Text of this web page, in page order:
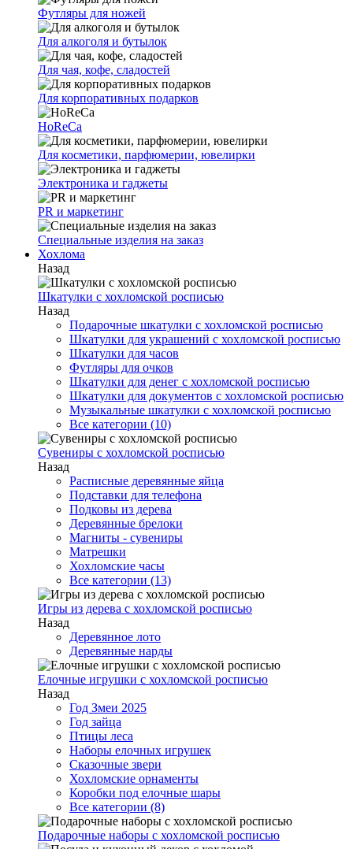
Футляры для ножей
Для алкоголя и бутылок
Для чая, кофе, сладостей
Для корпоративных подарков
HoReCa
Для косметики, парфюмерии, ювелирки
Электроника и гаджеты
PR и маркетинг
Специальные изделия на заказ
Хохлома
Назад
Шкатулки с хохломской росписью
Назад
Подарочные шкатулки с хохломской росписью
Шкатулки для украшений с хохломской росписью
Шкатулки для часов
Футляры для очков
Шкатулки для денег с хохломской росписью
Шкатулки для документов с хохломской росписью
Музыкальные шкатулки с хохломской росписью
Все категории (10)
Сувениры с хохломской росписью
Назад
Расписные деревянные яйца
Подставки для телефона
Подковы из дерева
Деревянные брелоки
Магниты - сувениры
Матрешки
Хохломские часы
Все категории (13)
Игры из дерева с хохломской росписью
Назад
Деревянное лото
Деревянные нарды
Елочные игрушки с хохломской росписью
Назад
Год Змеи 2025
Год зайца
Птицы леса
Наборы елочных игрушек
Сказочные звери
Хохломские орнаменты
Коробки под елочные шары
Все категории (8)
Подарочные наборы с хохломской росписью